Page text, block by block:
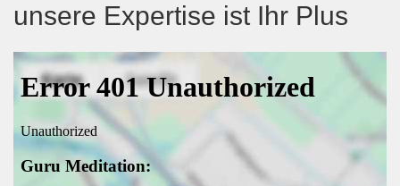
unsere Expertise ist Ihr Plus